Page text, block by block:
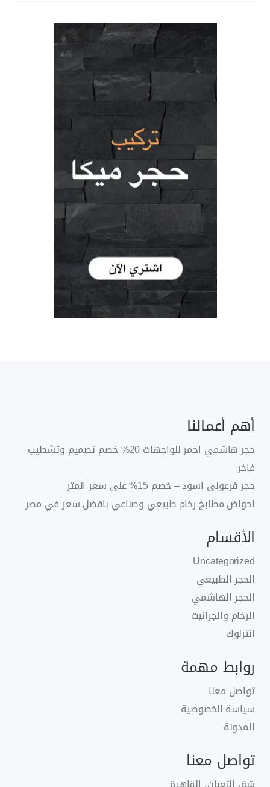
أهم أعمالنا
حجر هاشمي احمر للواجهات 20% خصم تصميم وتشطيب
فاخر
حجر فرعونى اسود – خصم 15% على سعر المتر
احواض مطابخ رخام طبيعي وصناعي بافضل سعر في مصر
الأقسام
Uncategorized
الحجر الطبيعي
الحجر الهاشمي
الرخام والجرانيت
انترلوك
روابط مهمة
تواصل معنا
سياسة الخصوصية
المدونة
تواصل معنا